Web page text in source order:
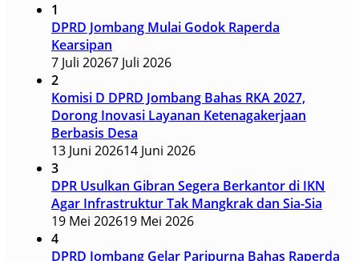
1
DPRD Jombang Mulai Godok Raperda
Kearsipan
7 Juli 20267 Juli 2026
2
Komisi D DPRD Jombang Bahas RKA 2027,
Dorong Inovasi Layanan Ketenagakerjaan
Berbasis Desa
13 Juni 202614 Juni 2026
3
DPR Usulkan Gibran Segera Berkantor di IKN
Agar Infrastruktur Tak Mangkrak dan Sia-Sia
19 Mei 202619 Mei 2026
4
DPRD Jombang Gelar Paripurna Bahas Raperda